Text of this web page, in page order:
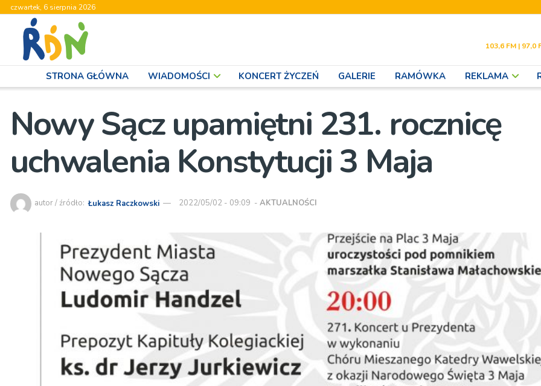
czwartek, 6 sierpnia 2026
103,6 FM | 97,0
STRONA GŁÓWNA WIADOMOŚCI KONCERT ŻYCZEŃ GALERIE RAMÓWKA REKLAMA
Nowy Sącz upamiętni 231. rocznicę
uchwalenia Konstytucji 3 Maja
autor / źródło: Łukasz Raczkowski 2022/05/02 - 09:09 - AKTUALNOŚCI